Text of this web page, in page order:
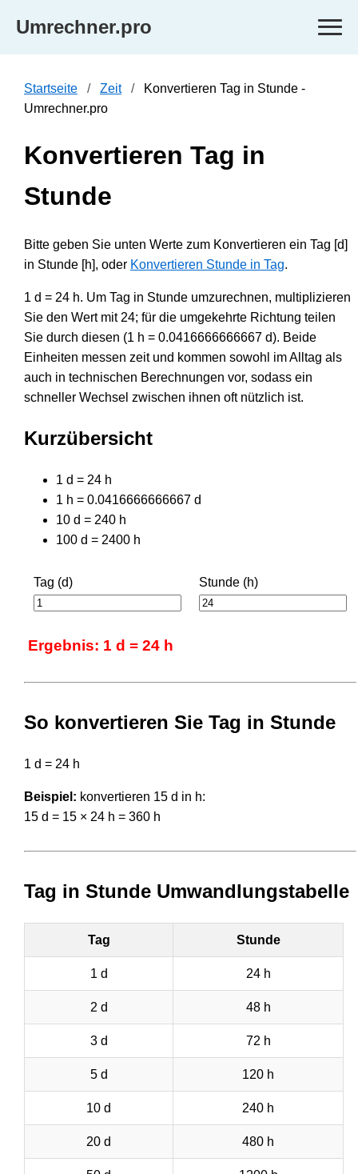
Umrechner.pro
Startseite Zeit
Konvertieren Tag in Stunde -
Umrechner.pro
Konvertieren Tag in
Stunde
Bitte geben Sie unten Werte zum Konvertieren ein Tag [d]
in Stunde [h], oder Konvertieren Stunde in Tag.
1 d = 24 h. Um Tag in Stunde umzurechnen, multiplizieren
Sie den Wert mit 24; für die umgekehrte Richtung teilen
Sie durch diesen (1 h = 0.0416666666667 d). Beide
Einheiten messen zeit und kommen sowohl im Alltag als
auch in technischen Berechnungen vor, sodass ein
schneller Wechsel zwischen ihnen oft nützlich ist.
Kurzübersicht
1 d = 24 h
1 h = 0.0416666666667 d
10 d = 240 h
100 d = 2400 h
Tag (d) Stunde (h)
Ergebnis: 1 d = 24 h
So konvertieren Sie Tag in Stunde
1 d = 24 h
Beispiel: konvertieren 15 d in h:
15 d = 15 × 24 h = 360 h
Tag in Stunde Umwandlungstabelle
Tag Stunde
1 d 24 h
2 d 48 h
3 d 72 h
5 d 120 h
10 d 240 h
20 d 480 h